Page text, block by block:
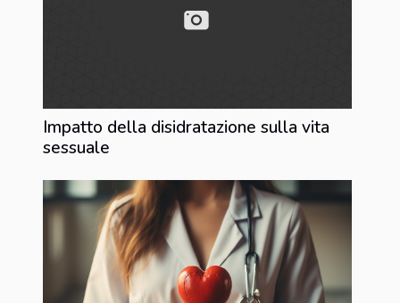
Impatto della disidratazione sulla vita
sessuale